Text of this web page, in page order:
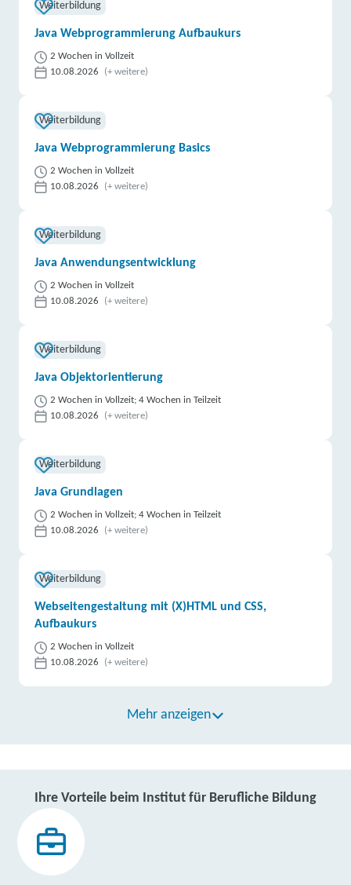
Weiterbildung
Java Webprogrammierung Aufbaukurs
2 Wochen in Vollzeit
10.08.2026
(+ weitere)
Weiterbildung
Java Webprogrammierung Basics
2 Wochen in Vollzeit
10.08.2026
(+ weitere)
Weiterbildung
Java Anwendungsentwicklung
2 Wochen in Vollzeit
10.08.2026
(+ weitere)
Weiterbildung
Java Objektorientierung
2 Wochen in Vollzeit; 4 Wochen in Teilzeit
10.08.2026
(+ weitere)
Weiterbildung
Java Grundlagen
2 Wochen in Vollzeit; 4 Wochen in Teilzeit
10.08.2026
(+ weitere)
Weiterbildung
Webseitengestaltung mit (X)HTML und CSS,
Aufbaukurs
2 Wochen in Vollzeit
10.08.2026
(+ weitere)
Mehr anzeigen
Ihre Vorteile beim Institut für Berufliche Bildung